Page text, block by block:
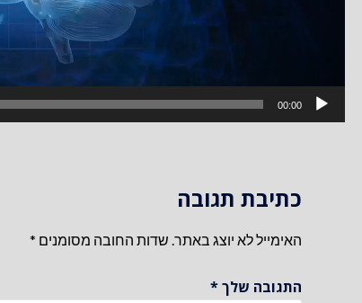
00:00
כתיבת תגובה
האימייל לא יוצג באתר. שדות החובה מסומנים *
התגובה שלך*